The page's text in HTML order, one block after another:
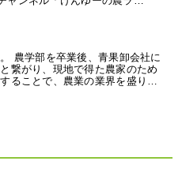
農学部を卒業後、青果卸会社に
繋がり、現地で得た農家のため
ることで、農業の業界を盛り…